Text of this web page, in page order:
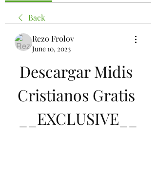
Back
Rezo Frolov
June 10, 2023
Descargar Midis
Cristianos Gratis
__EXCLUSIVE__